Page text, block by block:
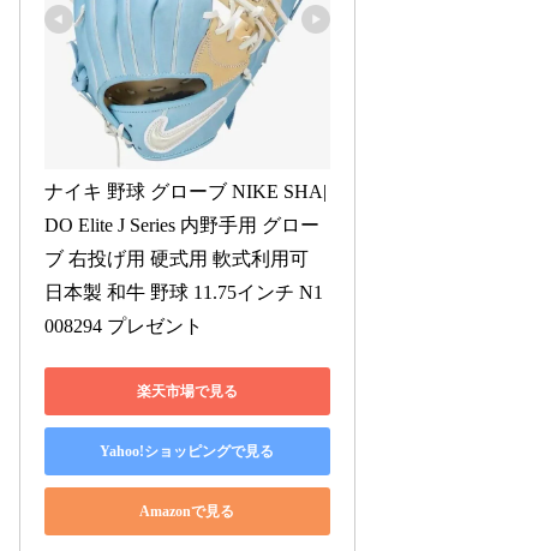
ナイキ 野球 グローブ NIKE SHA|
DO Elite J Series 内野手用 グロー
ブ 右投げ用 硬式用 軟式利用可
日本製 和牛 野球 11.75インチ N1
008294 プレゼント
楽天市場で見る
Yahoo!ショッピングで見る
Amazonで見る